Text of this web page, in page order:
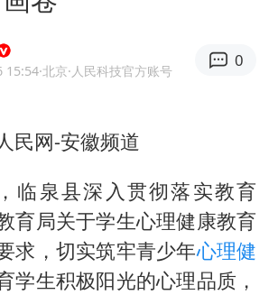
几元成本的AI广告导致千万市值蒸发
白海豚将正面袭击贯穿浙江
酒店回应车内过夜被收150元
黄金牛市回来了吗
15:54·北京·人民科技官方账号
0
民网-安徽频道
临泉县深入贯彻落实教育
育局关于学生心理健康教育
求，切实筑牢青少年心理健
学生积极阳光的心理品质，